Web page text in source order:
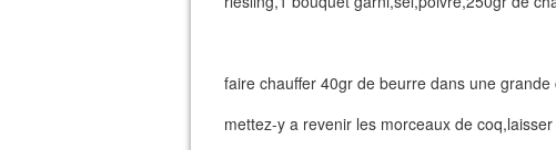
faire chauffer 40gr de beurre dans une grande
mettez-y a revenir les morceaux de